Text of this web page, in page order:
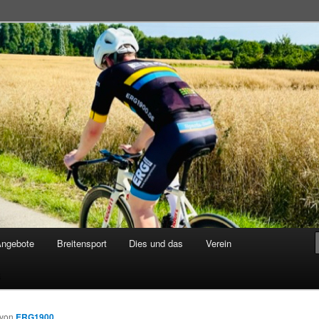
Breitensport Dies und das Verein